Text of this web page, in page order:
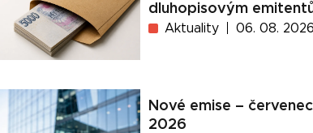
dluhopisovým
Aktuality 06. 08. 2026
Nové emise – červenec
2026